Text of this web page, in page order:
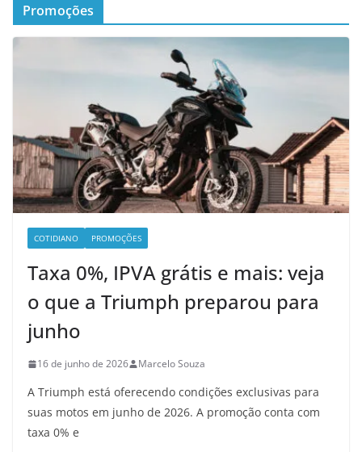
Promoções
COTIDIANO PROMOÇÕES
Taxa 0%, IPVA grátis e mais: veja
o que a Triumph preparou para
junho
16 de junho de 2026 Marcelo Souza
A Triumph está oferecendo condições exclusivas para
suas motos em junho de 2026. A promoção conta com
taxa 0% e